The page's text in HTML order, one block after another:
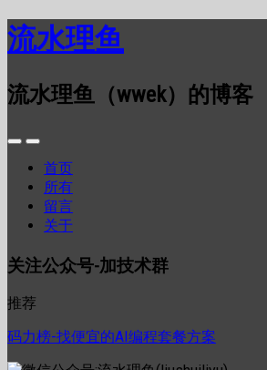
流水理鱼
流水理鱼（wwek）的博客
首页
所有
留言
关于
关注公众号-加技术群
推荐
码力榜-找便宜的AI编程套餐方案